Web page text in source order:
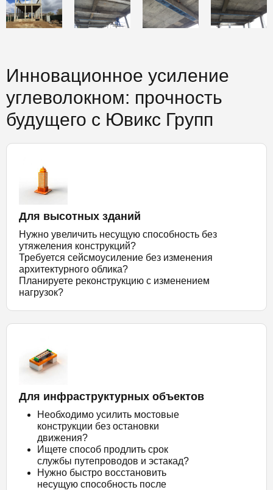
Инновационное усиление
углеволокном: прочность
будущего с Ювикс Групп
Для высотных зданий
Нужно увеличить несущую способность без
утяжеления конструкций?
Требуется сейсмоусиление без изменения
архитектурного облика?
Планируете реконструкцию с изменением
нагрузок?
Для инфраструктурных объектов
Необходимо усилить мостовые
конструкции без остановки
движения?
Ищете способ продлить срок
службы путепроводов и эстакад?
Нужно быстро восстановить
несущую способность после